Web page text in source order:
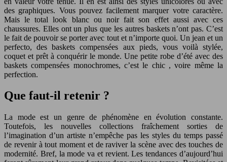
des graphiques. Vous pouvez facilement marquer votre caractère.
Mais le total look blanc ou noir fait son effet aussi avec ces
chaussures. Elles ont un plus que les autres baskets n’ont pas. C’est
le fait de pouvoir se porter avec tout et n’importe quoi. Un jean et un
perfecto, des baskets compensées aux pieds, vous voilà stylée,
coquet et prêt à conquérir le monde. Une petite robe d’été avec des
baskets compensées monochromes, c’est le chic , voire même la
perfection.
Que faut-il retenir ?
La mode est un genre de phénomène en évolution constante.
Toutefois, les nouvelles collections fraîchement sorties de
l’imagination d’un artiste n’empêche pas les styles du temps passé
de revenir à tout moment et de raviver la scène avec des touches de
modernité. Bref, la mode va et revient. Les tendances d’aujourd’hui